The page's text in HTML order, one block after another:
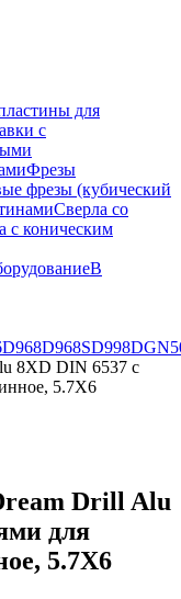
для
с
Фрезы
фрезы (кубический
Сверла со
с коническим
В
D968D968SD998
8XD DIN 6537 с
5.7X6
Drill Alu
для
5.7X6